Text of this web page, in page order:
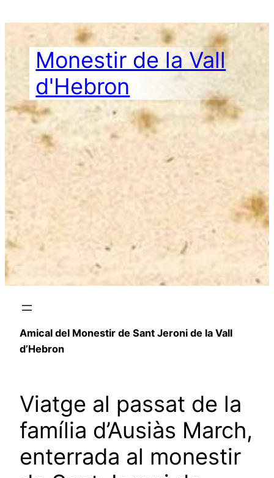
contingut
Monestir de la Vall
d'Hebron
Amical del Monestir de Sant Jeroni de la Vall
d’Hebron
Viatge al passat de la
família d’Ausiàs March,
enterrada al monestir